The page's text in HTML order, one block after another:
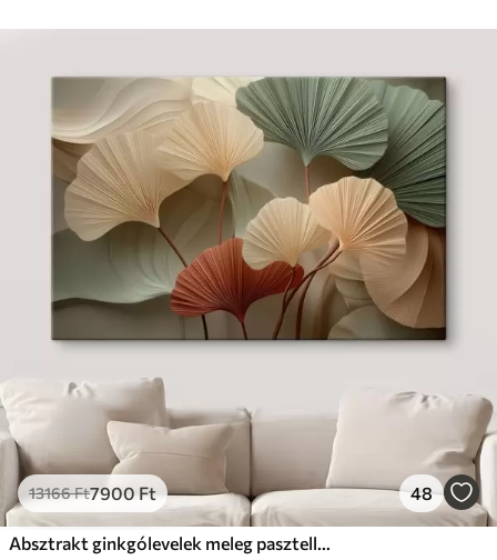
13166Ft7900Ft 48
Absztrakt ginkgólevelek meleg pasztell színekben